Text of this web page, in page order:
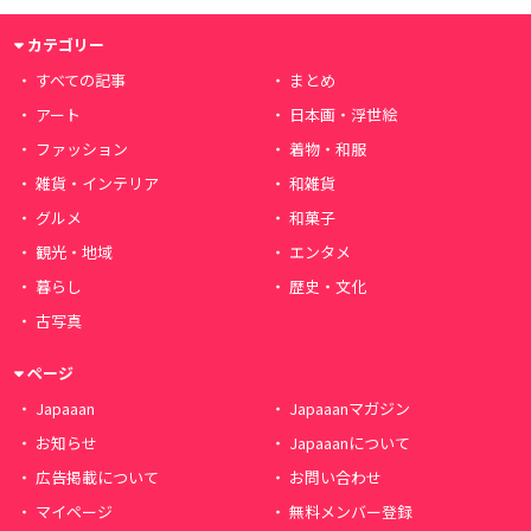
カテゴリー
すべての記事
まとめ
アート
日本画・浮世絵
ファッション
着物・和服
雑貨・インテリア
和雑貨
グルメ
和菓子
観光・地域
エンタメ
暮らし
歴史・文化
古写真
ページ
Japaaan
Japaaanマガジン
お知らせ
Japaaanについて
広告掲載について
お問い合わせ
マイページ
無料メンバー登録